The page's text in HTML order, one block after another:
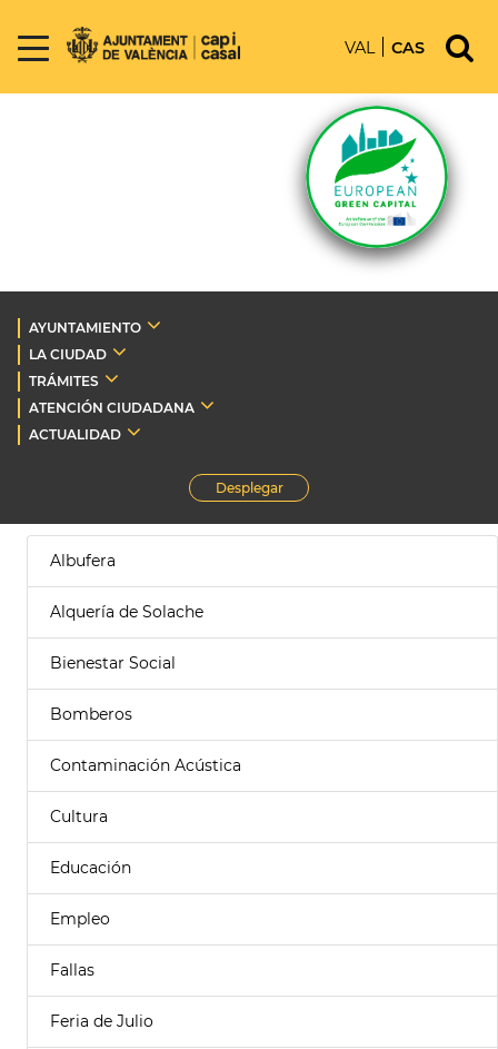
VAL CAS
AYUNTAMIENTO
LA CIUDAD
TRÁMITES
ATENCIÓN CIUDADANA
ACTUALIDAD
Desplegar
Albufera
Alquería de Solache
Bienestar Social
Bomberos
Contaminación Acústica
Cultura
Educación
Empleo
Fallas
Feria de Julio